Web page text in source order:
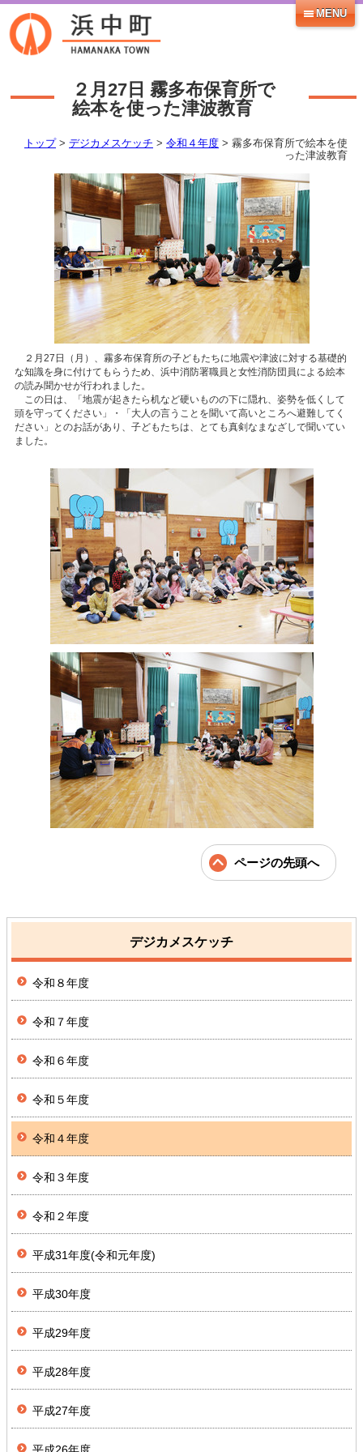
MENU
２月27日 霧多布保育所で
絵本を使った津波教育
トップ> デジカメスケッチ > 令和４年度 > 霧多布保育所で絵本を使
った津波教育
２月27日（月）、霧多布保育所の子どもたちに地震や津波に対する基礎的
な知識を身に付けてもらうため、浜中消防署職員と女性消防団員による絵本
の読み聞かせが行われました。
この日は、「地震が起きたら机など硬いものの下に隠れ、姿勢を低くして
頭を守ってください」・「大人の言うことを聞いて高いところへ避難してく
ださい」とのお話があり、子どもたちは、とても真剣なまなざしで聞いてい
ました。
ページの先頭へ
デジカメスケッチ
令和８年度
令和７年度
令和６年度
令和５年度
令和４年度
令和３年度
令和２年度
平成31年度(令和元年度)
平成30年度
平成29年度
平成28年度
平成27年度